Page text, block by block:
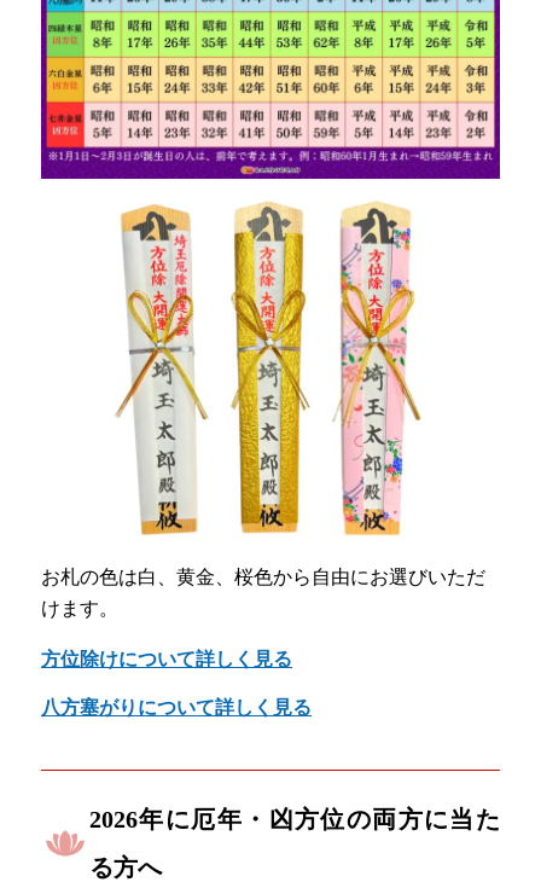
お札の色は白、黄金、桜色から自由にお選びいただ
けます。
方位除けについて詳しく見る
八方塞がりについて詳しく見る
2026年に厄年・凶方位の両方に当た
る方へ